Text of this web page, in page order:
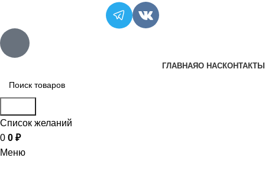
ГЛАВНАЯО НАСКОНТАКТЫ
Список желаний
0 0 ₽
Меню